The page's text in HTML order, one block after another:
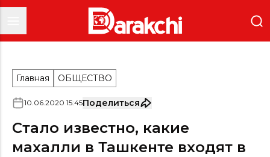
Главная ОБЩЕСТВО
10.06.2020 15:45Поделиться
Стало известно, какие
махалли в Ташкенте входят в